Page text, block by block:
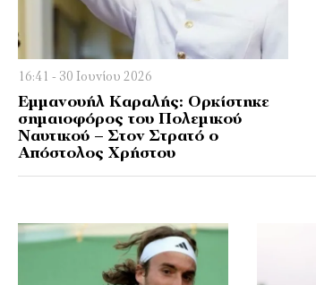
16:41 - 30 Ιουνίου 2026
Εμμανουήλ Καραλής: Ορκίστηκε
σημαιοφόρος του Πολεμικού
Ναυτικού – Στον Στρατό ο
Απόστολος Χρήστου